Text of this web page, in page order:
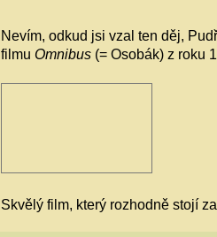
Nevím, odkud jsi vzal ten děj,
filmu Omnibus (= Osobák) z roku
Skvělý film, který rozhodně stojí